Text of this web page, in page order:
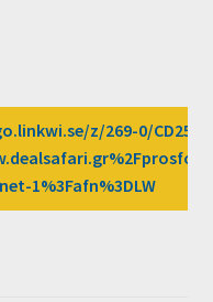
z/269-0/
net-1%3Fafn%3DLW